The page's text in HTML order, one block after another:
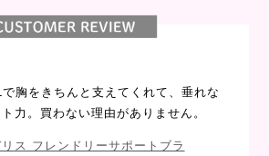
胸をきちんと支えてくれて、垂れな
力。買わない理由がありません。
ス フレンドリーサポートブラ